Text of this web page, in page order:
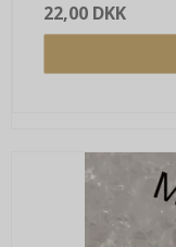
22,00 DKK